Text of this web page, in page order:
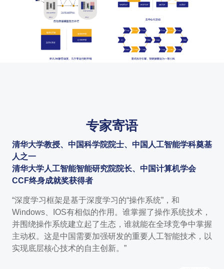
专家寄语
清华大学教授、中国科学院院士、中国人工智能学科奠基
人之一
清华大学人工智能智能研究院院长、中国计算机学会
CCF终身成就奖获得者
“深度学习框架是基于深度学习的“操作系统”，和
Windows、IOS有相似的作用。谁掌握了操作系统技术，
并围绕操作系统建立起了生态，谁就能在全球竞争中掌握
主动权。这是中国需要加强研发的重要人工智能技术，以
实现底层核心技术的自主创新。”